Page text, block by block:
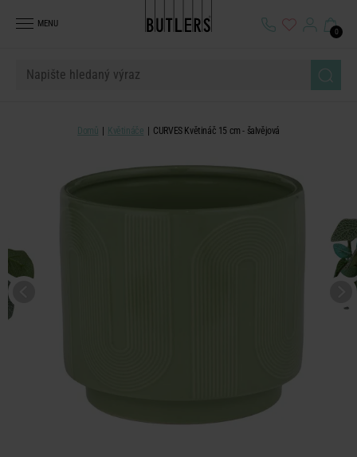
MENU
0
Domů Květináče CURVES Květináč 15 cm - šalvějová